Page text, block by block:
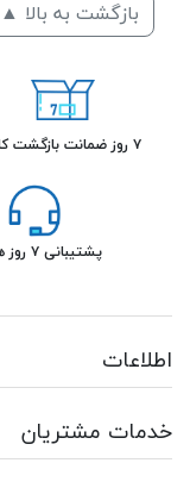
بازگشت به بالا ▲
۷ روز ضمانت بازگشت کالا
پشتیبانی ۷ روز هفته
اطلاعات
خدمات مشتریان